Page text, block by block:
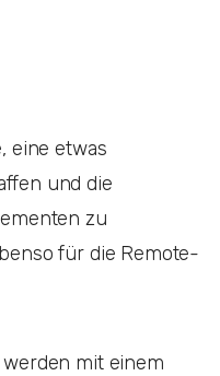
eine etwas
und die
zu
für die Remote-
mit einem